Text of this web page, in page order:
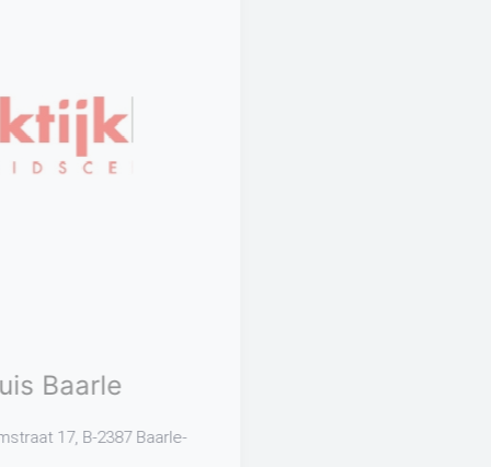
Het Praktijkhuis Baarle
Pastoor Van Herdegomstraat 17, B-2387 Baarle-